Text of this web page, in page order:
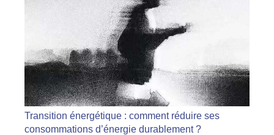
Transition énergétique : comment réduire ses
consommations d’énergie durablement ?